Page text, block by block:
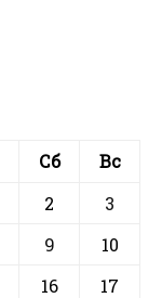
Сб
Вс
2
3
9
10
16
17